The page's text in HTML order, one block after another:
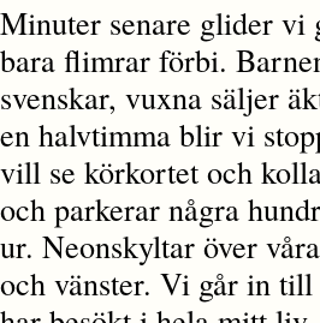
Minuter senare glider vi
bara flimrar förbi.
svenskar, vuxna säljer
en halvtimma blir vi
vill se körkortet och
och parkerar några
ur. Neonskyltar över
och vänster. Vi går in till